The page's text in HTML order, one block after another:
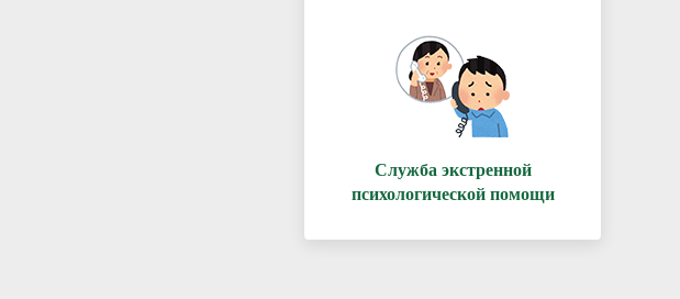
Служба экстренной
психологической помощи